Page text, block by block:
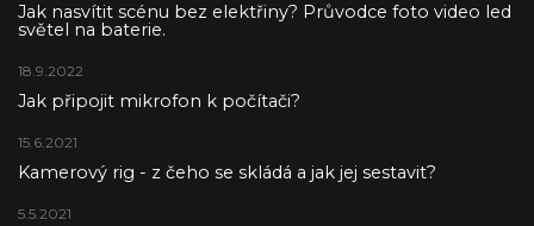
Jak nasvítit scénu bez elektřiny? Průvodce foto video led
světel na baterie.
18.9.2022
Jak připojit mikrofon k počítači?
15.6.2021
Kamerový rig - z čeho se skládá a jak jej sestavit?
5.5.2021